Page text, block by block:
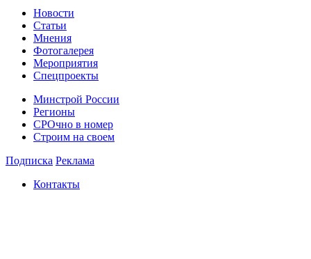
Новости
Статьи
Мнения
Фотогалерея
Мероприятия
Спецпроекты
Минстрой России
Регионы
СРОчно в номер
Строим на своем
Подписка Реклама
Контакты